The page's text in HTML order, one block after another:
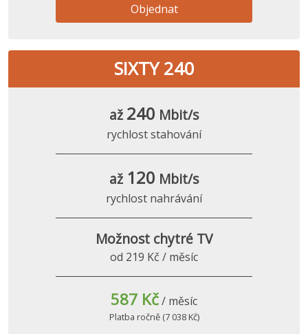
Objednat
SIXTY 240
až 240 Mbit/s
rychlost stahování
až 120 Mbit/s
rychlost nahrávání
Možnost chytré TV
od 219 Kč / měsíc
587 Kč/ měsíc
Platba ročně (7 038 Kč)